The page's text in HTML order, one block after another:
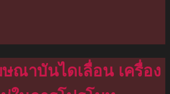
ณาบันไดเลื่อน เครื่อง